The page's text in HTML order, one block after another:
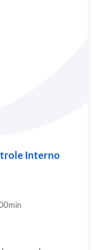
Interno